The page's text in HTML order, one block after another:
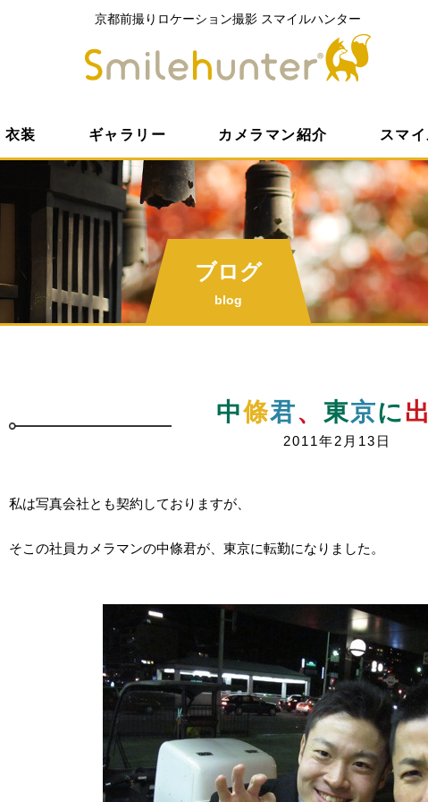
京都前撮りロケーション撮影 スマイルハンター
衣装 ギャラリー カメラマン紹介 スマ
ブログ
blog
中條君、 東京に
2011年2月13日
私は写真会社とも契約しておりますが、
そこの社員カメラマンの中條君が、東京に転勤になりました。